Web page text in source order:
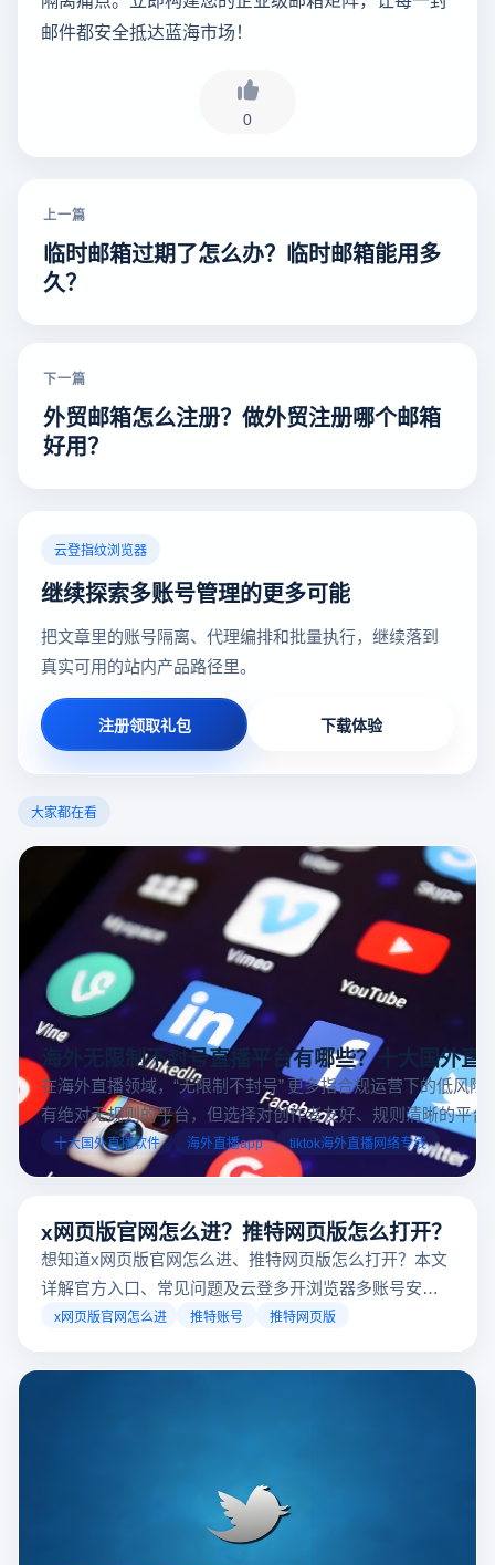
邮件都安全抵达蓝海市场！
0
上一篇
临时邮箱过期了怎么办？临时邮箱能用多
久？
下一篇
外贸邮箱怎么注册？做外贸注册哪个邮箱
好用？
云登指纹浏览器
继续探索多账号管理的更多可能
把文章里的账号隔离、代理编排和批量执行，继续落到
真实可用的站内产品路径里。
注册领取礼包 下载体验
大家都在看
海外无限制不封号直播平台有哪些？十大国外直
在海外直播领域，“无限制不封号” 更多指合规运营下的低风
有绝对无规则的平台，但选择对创作者友好、规则清晰的平台
业工具规避风险，能显著降低封号概率。以下推荐十大国外
台，并结合云登多开浏览器的功能，详解如何安全高效运营。
十大国外直播软件 海外直播app tiktok海外直播网络专线
x网页版官网怎么进？推特网页版怎么打开？
想知道x网页版官网怎么进、推特网页版怎么打开？本文
详解官方入口、常见问题及云登多开浏览器多账号安全
访问方案，助你稳定登录高效运营。
x网页版官网怎么进 推特账号 推特网页版